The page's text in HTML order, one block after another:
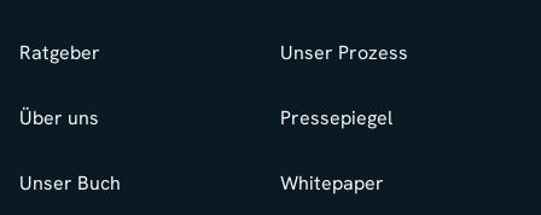
Ratgeber Unser Prozess
Über uns Pressepiegel
Unser Buch Whitepaper